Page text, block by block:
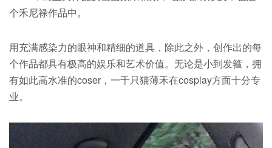
个禾尼禄作品中。
用充满感染力的眼神和精细的道具，除此之外，创作出的每
个作品都具有极高的娱乐和艺术价值。无论是小到发箍，拥
有如此高水准的coser，一千只猫薄禾在cosplay方面十分专
业。